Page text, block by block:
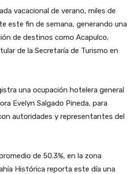
vacacional de verano, miles de
este fin de semana, generando una
de destinos como Acapulco,
de la Secretaría de Turismo en
una ocupación hotelera general
Evelyn Salgado Pineda, para
autoridades y representantes del
de 50.3%, en la zona
Histórica reporta este día una